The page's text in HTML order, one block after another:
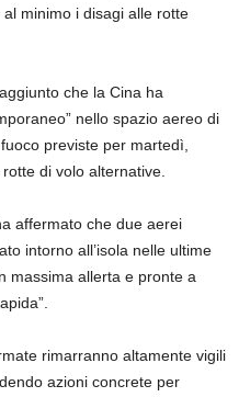
minimo i disagi alle rotte
che la Cina ha
nello spazio aereo di
previste per martedì,
di volo alternative.
affermato che due aerei
intorno all’isola nelle ultime
massima allerta e pronte a
rimarranno altamente vigili
azioni concrete per